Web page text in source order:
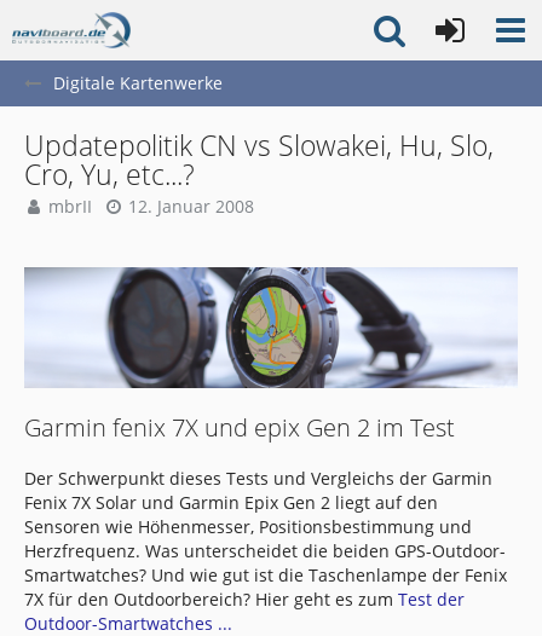
Digitale Kartenwerke
Updatepolitik CN vs Slowakei, Hu, Slo,
Cro, Yu, etc...?
mbrII 12. Januar 2008
Garmin fenix 7X und epix Gen 2 im Test
Der Schwerpunkt dieses Tests und Vergleichs der Garmin
Fenix 7X Solar und Garmin Epix Gen 2 liegt auf den
Sensoren wie Höhenmesser, Positionsbestimmung und
Herzfrequenz. Was unterscheidet die beiden GPS-Outdoor-
Smartwatches? Und wie gut ist die Taschenlampe der Fenix
7X für den Outdoorbereich? Hier geht es zum Test der
Outdoor-Smartwatches ...